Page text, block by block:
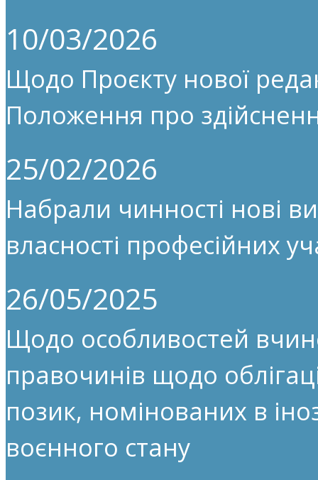
10/03/2026
Щодо Проєкту нової
Положення про
25/02/2026
Набрали чинності нові
власності професійних
26/05/2025
Щодо особливостей
правочинів щодо
позик, номінованих в
воєнного стану